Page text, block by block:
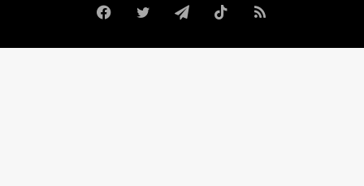
FacebookTwitterTelegramTikTokRSS